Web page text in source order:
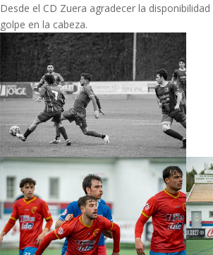
Desde el CD Zuera agradecer la
golpe en la cabeza.